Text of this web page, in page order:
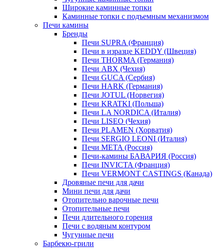
Широкие каминные топки
Каминные топки с подъемным механизмом
Печи камины
Бренды
Печи SUPRA (Франция)
Печи в изразце KEDDY (Швеция)
Печи THORMA (Германия)
Печи ABX (Чехия)
Печи GUCA (Сербия)
Печи HARK (Германия)
Печи JOTUL (Норвегия)
Печи KRATKI (Польша)
Печи LA NORDICA (Италия)
Печи LISEO (Чехия)
Печи PLAMEN (Хорватия)
Печи SERGIO LEONI (Италия)
Печи META (Россия)
Печи-камины БАВАРИЯ (Россия)
Печи INVICTA (Франция)
Печи VERMONT CASTINGS (Канада)
Дровяные печи для дачи
Мини печи для дачи
Отопительно варочные печи
Отопительные печи
Печи длительного горения
Печи с водяным контуром
Чугунные печи
Барбекю-грили